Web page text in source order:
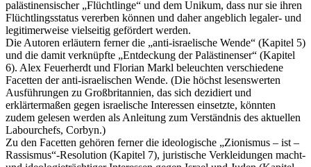
palästinensischer „Flüchtlinge“ und dem Unikum, dass nur sie ihren
Flüchtlingsstatus vererben können und daher angeblich legaler- und
legitimerweise vielseitig gefördert werden.
Die Autoren erläutern ferner die „anti-israelische Wende“ (Kapitel 5)
und die damit verknüpfte „Entdeckung der Palästinenser“ (Kapitel
6). Alex Feuerherdt und Florian Markl beleuchten verschiedene
Facetten der anti-israelischen Wende. (Die höchst lesenswerten
Ausführungen zu Großbritannien, das sich dezidiert und
erklärtermaßen gegen israelische Interessen einsetzte, könnten
zudem gelesen werden als Anleitung zum Verständnis des aktuellen
Labourchefs, Corbyn.)
Zu den Facetten gehören ferner die ideologische „Zionismus – ist –
Rassismus“-Resolution (Kapitel 7), juristische Verkleidungen macht-